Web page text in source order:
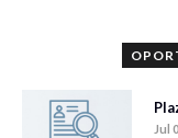
Jul